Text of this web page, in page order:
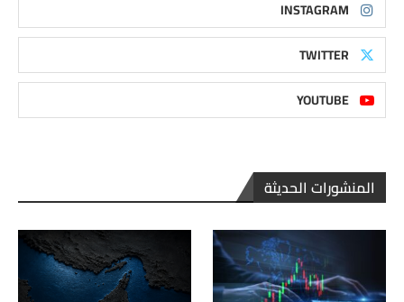
INSTAGRAM
TWITTER
YOUTUBE
المنشورات الحديثة